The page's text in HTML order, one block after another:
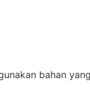
bahan